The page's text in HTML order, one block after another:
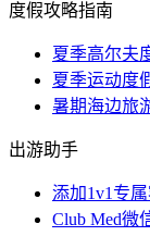
度假攻略指南
夏季高尔夫
夏季运动度
暑期海边旅
出游助手
添加1v1专
Club Med微